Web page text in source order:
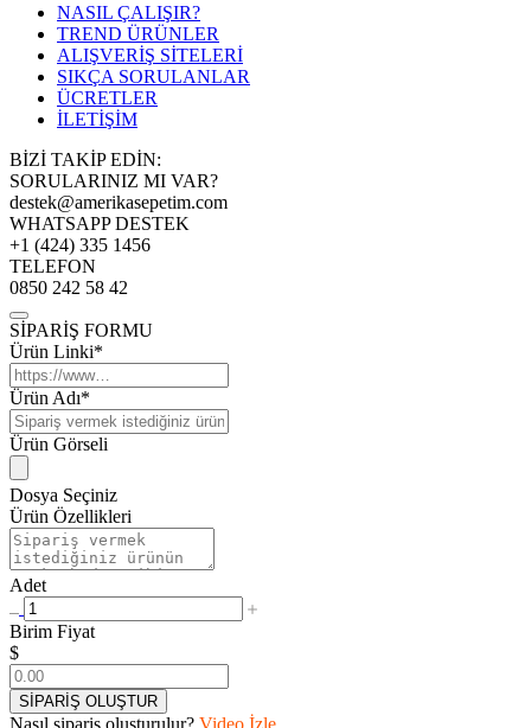
NASIL ÇALIŞIR?
TREND ÜRÜNLER
ALIŞVERİŞ SİTELERİ
SIKÇA SORULANLAR
ÜCRETLER
İLETİŞİM
BİZİ TAKİP EDİN:
SORULARINIZ MI VAR?
destek@amerikasepetim.com
WHATSAPP DESTEK
+1 (424) 335 1456
TELEFON
0850 242 58 42
SİPARİŞ FORMU
Ürün Linki*
Ürün Adı*
Ürün Görseli
Dosya Seçiniz
Ürün Özellikleri
Adet
Birim Fiyat
$
SİPARİŞ OLUŞTUR
Nasıl sipariş oluşturulur? Video İzle